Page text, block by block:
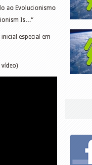
ao Evolucionismo
Is…”
especial em